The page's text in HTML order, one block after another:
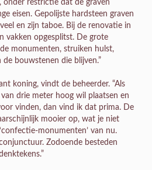
onder restrictie dat de graven
eisen. Gepolijste hardsteen graven
en zijn taboe. Bij de renovatie in
vakken opgesplitst. De grote
monumenten, struiken hulst,
bouwstenen die blijven.”
koning, vindt de beheerder. “Als
drie meter hoog wil plaatsen en
vinden, dan vind ik dat prima. De
mooier op, wat je niet
monumenten’ van nu.
Zodoende besteden